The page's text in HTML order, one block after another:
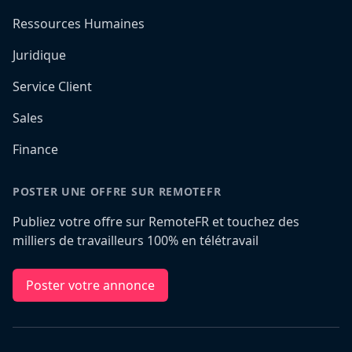
Ressources Humaines
Juridique
Service Client
Sales
Finance
POSTER UNE OFFRE SUR REMOTEFR
Publiez votre offre sur RemoteFR et touchez des
milliers de travailleurs 100% en télétravail
Poster votre annonce